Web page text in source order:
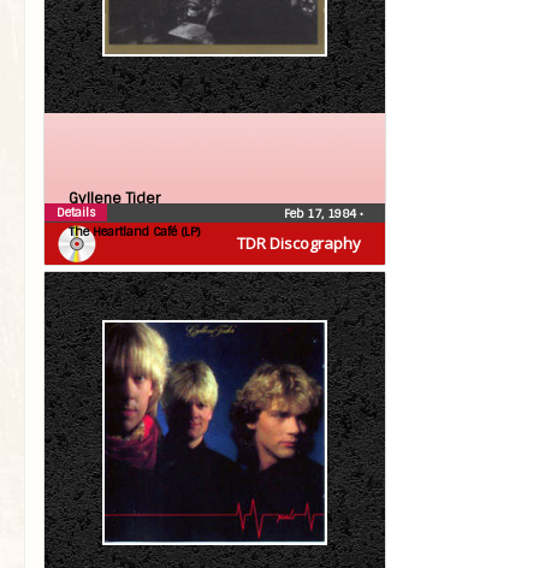
TDR Discography
Gyllene Tider
The Heartland Café (LP)
Feb 17, 1984•
Details